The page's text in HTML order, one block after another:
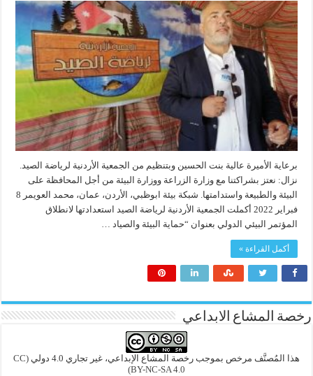
برعاية الأميرة عالية بنت الحسين وبتنظيم من الجمعية الأردنية لرياضة الصيد.
نزال: نعتز بشراكتنا مع وزارة الزراعة ووزارة البيئة من أجل المحافظة على
البيئة والطبيعة واستدامتها. شبكة بيئة ابوظبي، الأردن، عمان، محمد العويمر 8
فبراير 2022 أكملت الجمعية الأردنية لرياضة الصيد استعدادتها لانطلاق
المؤتمر البيئي الدولي بعنوان “حماية البيئة والصياد …
أكمل القراءة »
رخصة المشاع الابداعي
هذا المُصنَّف مرخص بموجب رخصة المشاع الإبداعي، غير تجاري 4.0 دولي
(CC
BY-NC-SA 4.0)